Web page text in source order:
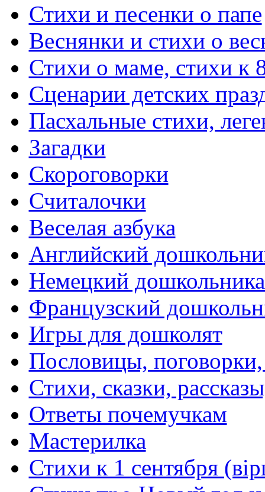
Стихи и песенки о папе
Веснянки и стихи о
Стихи о маме, стихи к
Сценарии детских
Пасхальные стихи,
Загадки
Скороговорки
Считалочки
Веселая азбука
Английский
Немецкий
Французский
Игры для дошколят
Пословицы,
Стихи, сказки,
Ответы почемучкам
Мастерилка
Стихи к 1 сентября